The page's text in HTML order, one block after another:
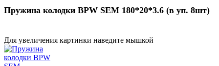
Пружина колодки BPW SEM 180*20*3.6 (в уп. 8шт)
Для увеличения картинки наведите мышкой